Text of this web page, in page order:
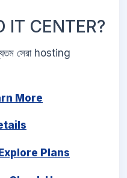
IT CENTER?
সেরা hosting
More
Explore Plans